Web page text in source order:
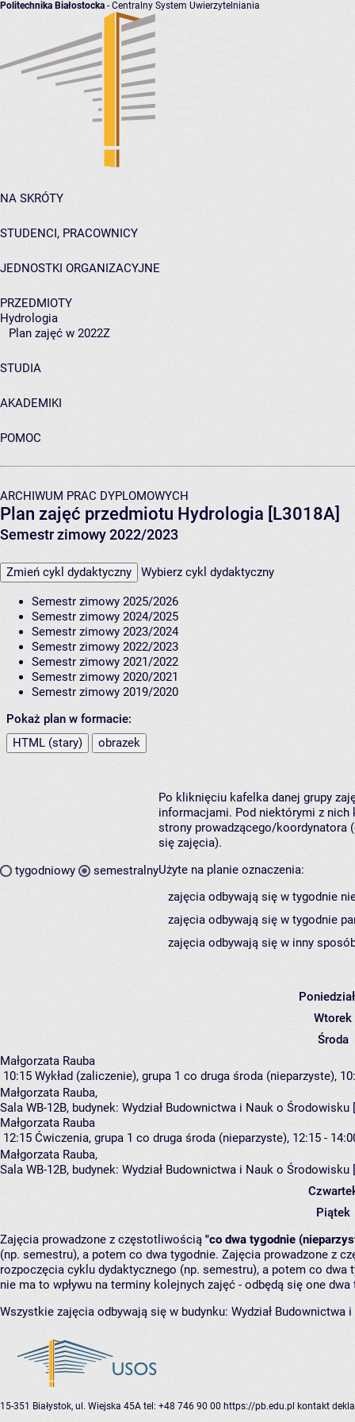
Politechnika Białostocka - Centralny System Uwierzytelniania
NA SKRÓTY
STUDENCI, PRACOWNICY
JEDNOSTKI ORGANIZACYJNE
PRZEDMIOTY
Hydrologia
Plan zajęć w 2022Z
STUDIA
AKADEMIKI
POMOC
ARCHIWUM PRAC DYPLOMOWYCH
Plan zajęć przedmiotu Hydrologia [L3018A]
Semestr zimowy 2022/2023
Zmień cykl dydaktyczny Wybierz cykl dydaktyczny
Semestr zimowy 2025/2026
Semestr zimowy 2024/2025
Semestr zimowy 2023/2024
Semestr zimowy 2022/2023
Semestr zimowy 2021/2022
Semestr zimowy 2020/2021
Semestr zimowy 2019/2020
Pokaż plan w formacie:
HTML (stary)
obrazek
tygodniowy semestralny
Po kliknięciu kafelka danej grupy
informacjami. Pod niektórymi z nich
strony prowadzącego/koordynatora
się zajęcia).
Użyte na planie oznaczenia:
zajęcia odbywają się w tygodnie
zajęcia odbywają się w tygodnie
zajęcia odbywają się w inny
Wtorek
Środa
Małgorzata Rauba
10:15 Wykład (zaliczenie), grupa 1 co druga środa (nieparzyste),
Małgorzata Rauba,
Sala WB-12B, budynek: Wydział Budownictwa i Nauk o Środowisku
Małgorzata Rauba
12:15 Ćwiczenia, grupa 1 co druga środa (nieparzyste), 12:15 -
Małgorzata Rauba,
Sala WB-12B, budynek: Wydział Budownictwa i Nauk o Środowisku
Piątek
Zajęcia prowadzone z częstotliwością "co dwa tygodnie
(np. semestru), a potem co dwa tygodnie. Zajęcia prowadzone z
rozpoczęcia cyklu dydaktycznego (np. semestru), a potem co
nie ma to wpływu na terminy kolejnych zajęć - odbędą się one
Wszystkie zajęcia odbywają się w budynku: Wydział Budownictwa
15-351 Białystok, ul. Wiejska 45A tel: +48 746 90 00 https://pb.edu.pl kontakt